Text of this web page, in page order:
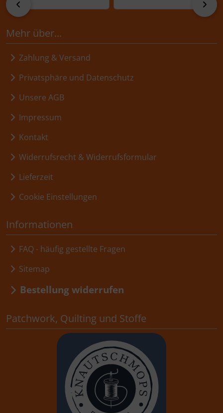
vor
Mehr über...
Zahlung & Versand
Privatsphäre und Datenschutz
Unsere AGB
Impressum
Kontakt
Widerrufsrecht & Widerrufsformular
Lieferzeit
Cookie Einstellungen
Informationen
FAQ - häufig gestellte Fragen
Sitemap
Bestellung widerrufen
Patchwork, Quilting und Stoffe